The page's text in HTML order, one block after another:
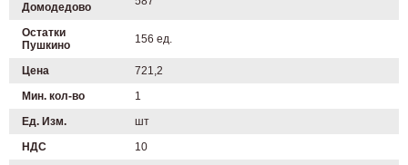
Домодедово
Остатки
Пушкино
156 ед.
Цена
721,2
Мин. кол-во
1
Ед. Изм.
шт
НДС
10